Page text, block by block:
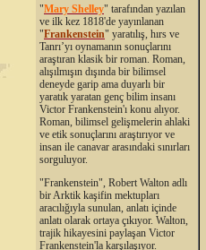
"Mary Shelley" tarafından yazılan
ve ilk kez 1818'de yayınlanan
"Frankenstein" yaratılış, hırs ve
Tanrı’yı oynamanın sonuçlarını
araştıran klasik bir roman. Roman,
alışılmışın dışında bir bilimsel
deneyde garip ama duyarlı bir
yaratık yaratan genç bilim insanı
Victor Frankenstein'ı konu alıyor.
Roman, bilimsel gelişmelerin ahlaki
ve etik sonuçlarını araştırıyor ve
insan ile canavar arasındaki sınırları
sorguluyor.
"Frankenstein", Robert Walton adlı
bir Arktik kaşifin mektupları
aracılığıyla sunulan, anlatı içinde
anlatı olarak ortaya çıkıyor. Walton,
trajik hikayesini paylaşan Victor
Frankenstein'la karşılaşıyor.